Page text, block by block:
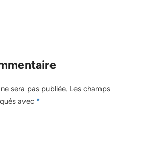
sera pas publiée. Les champs
avec *